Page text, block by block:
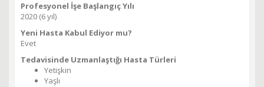
Profesyonel İşe Başlangıç Yılı
2020 (6 yıl)
Yeni Hasta Kabul Ediyor mu?
Evet
Tedavisinde Uzmanlaştığı Hasta Türleri
Yetişkin
Yaşlı